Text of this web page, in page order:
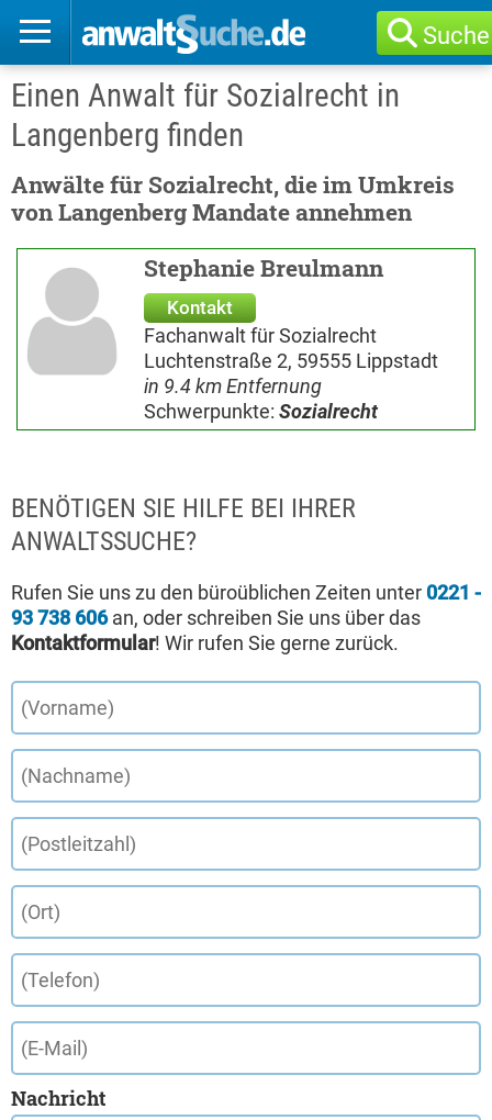
Suche
Einen Anwalt für Sozialrecht in
Langenberg finden
Anwälte für Sozialrecht, die im Umkreis
von Langenberg Mandate annehmen
Stephanie Breulmann
Kontakt
Fachanwalt für Sozialrecht
Luchtenstraße 2, 59555 Lippstadt
in 9.4 km Entfernung
Schwerpunkte: Sozialrecht
BENÖTIGEN SIE HILFE BEI IHRER
ANWALTSSUCHE?
Rufen Sie uns zu den büroüblichen Zeiten unter 0221 -
93 738 606an, oder schreiben Sie uns über das
Kontaktformular! Wir rufen Sie gerne zurück.
Nachricht